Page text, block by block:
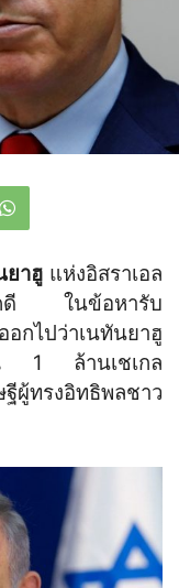
ยาฮู แห่งอิสราเอล
นคดี ในข้อหารับ
ไปว่าเนทันยาฮู
ณ 1 ล้านเชเกล
ผู้ทรงอิทธิพลชาว